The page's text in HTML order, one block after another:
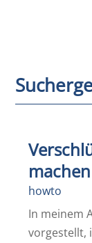
howto
In meinem
vorgestellt,